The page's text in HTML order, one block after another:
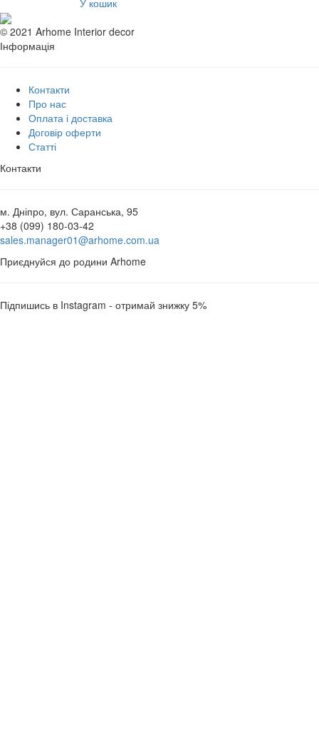
У кошик
© 2021 Arhome Interior decor
Інформація
Контакти
Про нас
Оплата і доставка
Договір оферти
Статті
Контакти
м. Дніпро, вул. Саранська, 95
+38 (099) 180-03-42
sales.manager01@arhome.com.ua
Приєднуйся до родини Arhome
Підпишись в Instagram - отримай знижку 5%